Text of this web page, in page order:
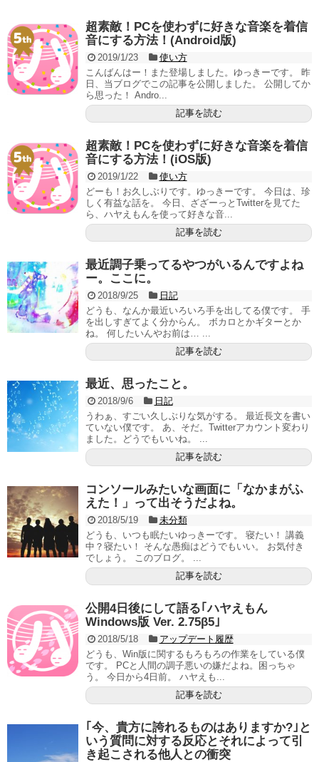
超素敵！PCを使わずに好きな音楽を着信
音にする方法！(Android版)
2019/1/23
使い方
こんばんはー！また登場しました。ゆっきーです。 昨
日、当ブログでこの記事を公開しました。 公開してか
ら思った！ Andro...
記事を読む
超素敵！PCを使わずに好きな音楽を着信
音にする方法！(iOS版)
2019/1/22
使い方
どーも！お久しぶりです。ゆっきーです。 今日は、珍
しく有益な話を。 今日、ざざーっとTwitterを見てた
ら、ハヤえもんを使って好きな音...
記事を読む
最近調子乗ってるやつがいるんですよね
ー。ここに。
2018/9/25
日記
どうも、なんか最近いろいろ手を出してる僕です。 手
を出しすぎてよく分からん。 ボカロとかギターとか
ね。 何したいんやお前は… ...
記事を読む
最近、思ったこと。
2018/9/6
日記
うわぁ、すごい久しぶりな気がする。 最近長文を書い
ていない僕です。 あ、そだ。Twitterアカウント変わり
ました。どうでもいいね。 ...
記事を読む
コンソールみたいな画面に「なかまがふ
えた！」って出そうだよね。
2018/5/19
未分類
どうも、いつも眠たいゆっきーです。 寝たい！ 講義
中？寝たい！ そんな愚痴はどうでもいい。 お気付き
でしょう。 このブログ。 ...
記事を読む
公開4日後にして語る｢ハヤえもん
Windows版 Ver. 2.75β5｣
2018/5/18
アップデート履歴
どうも、Win版に関するもろもろの作業をしている僕
です。 PCと人間の調子悪いの嫌だよね。困っちゃ
う。 今日から4日前。 ハヤえも...
記事を読む
｢今、貴方に誇れるものはありますか?｣と
いう質問に対する反応とそれによって引
き起こされる他人との衝突